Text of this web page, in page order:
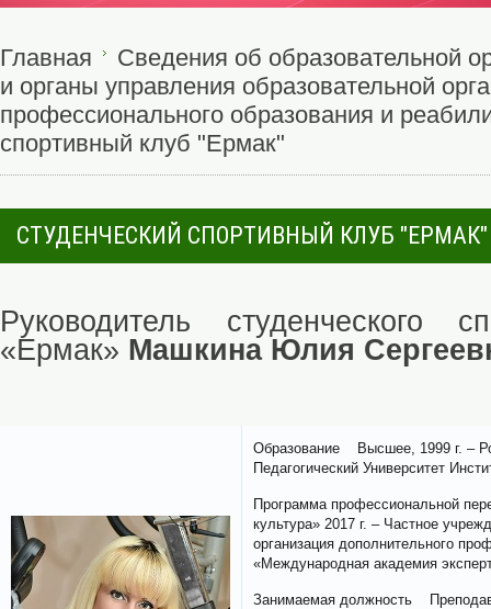
Главная
Сведения об образовательной
и органы управления образовательной
профессионального образования и
спортивный клуб "Ермак"
СТУДЕНЧЕСКИЙ СПОРТИВНЫЙ КЛУБ "ЕРМАК"
Руководитель студенческого
«Ермак» Машкина Юлия
Образование Высшее, 1999 г. –
Педагогический Университет
Программа профессиональной
культура» 2017 г. – Частное
организация дополнительного
«Международная академия
Занимаемая должность